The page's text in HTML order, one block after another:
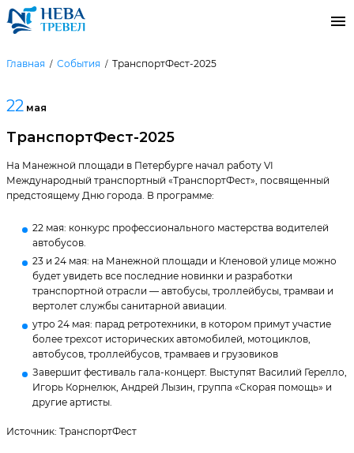
Главная События ТранспортФест-2025
22 мая
ТранспортФест-2025
На Манежной площади в Петербурге начал работу VI
Международный транспортный «ТранспортФест», посвященный
предстоящему Дню города. В программе:
22 мая: конкурс профессионального мастерства водителей
автобусов.
23 и 24 мая: на Манежной площади и Кленовой улице можно
будет увидеть все последние новинки и разработки
транспортной отрасли — автобусы, троллейбусы, трамваи и
вертолет службы санитарной авиации.
утро 24 мая: парад ретротехники, в котором примут участие
более трехсот исторических автомобилей, мотоциклов,
автобусов, троллейбусов, трамваев и грузовиков
Завершит фестиваль гала-концерт. Выступят Василий Герелло,
Игорь Корнелюк, Андрей Лызин, группа «Скорая помощь» и
другие артисты.
Источник: ТранспортФест